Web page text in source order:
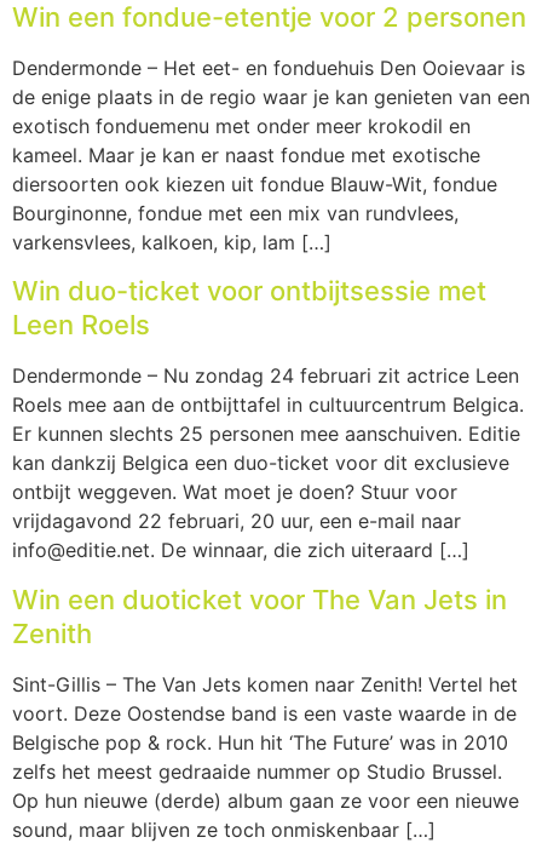
Win een fondue-etentje voor 2 personen
Dendermonde – Het eet- en fonduehuis Den Ooievaar is
de enige plaats in de regio waar je kan genieten van een
exotisch fonduemenu met onder meer krokodil en
kameel. Maar je kan er naast fondue met exotische
diersoorten ook kiezen uit fondue Blauw-Wit, fondue
Bourginonne, fondue met een mix van rundvlees,
varkensvlees, kalkoen, kip, lam […]
Win duo-ticket voor ontbijtsessie met
Leen Roels
Dendermonde – Nu zondag 24 februari zit actrice Leen
Roels mee aan de ontbijttafel in cultuurcentrum Belgica.
Er kunnen slechts 25 personen mee aanschuiven. Editie
kan dankzij Belgica een duo-ticket voor dit exclusieve
ontbijt weggeven. Wat moet je doen? Stuur voor
vrijdagavond 22 februari, 20 uur, een e-mail naar
info@editie.net. De winnaar, die zich uiteraard […]
Win een duoticket voor The Van Jets in
Zenith
Sint-Gillis – The Van Jets komen naar Zenith! Vertel het
voort. Deze Oostendse band is een vaste waarde in de
Belgische pop & rock. Hun hit ‘The Future’ was in 2010
zelfs het meest gedraaide nummer op Studio Brussel.
Op hun nieuwe (derde) album gaan ze voor een nieuwe
sound, maar blijven ze toch onmiskenbaar […]